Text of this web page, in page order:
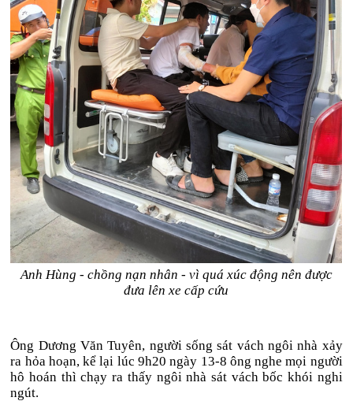
Anh Hùng - chồng nạn nhân - vì quá xúc động nên được
đưa lên xe cấp cứu
Ông Dương Văn Tuyên, người sống sát vách ngôi nhà xảy
ra hỏa hoạn, kể lại lúc 9h20 ngày 13-8 ông nghe mọi người
hô hoán thì chạy ra thấy ngôi nhà sát vách bốc khói nghi
ngút.